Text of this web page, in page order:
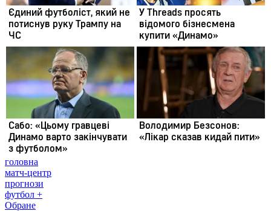
головна
матч-центр
прогнози
футбол +
Обране